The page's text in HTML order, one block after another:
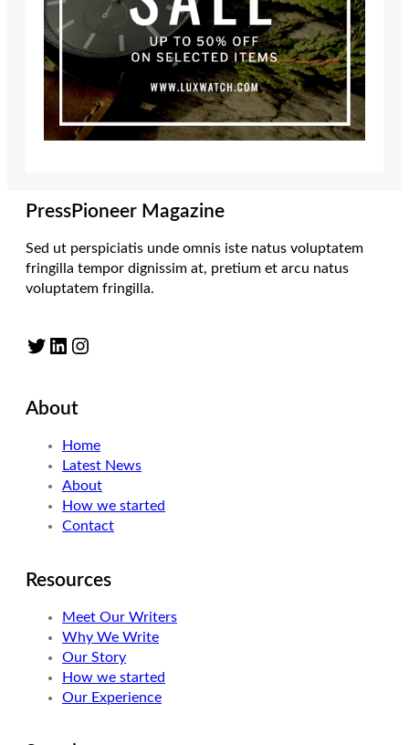
PressPioneer Magazine
Sed ut perspiciatis unde omnis iste natus voluptatem
fringilla tempor dignissim at, pretium et arcu natus
voluptatem fringilla.
Twitter LinkedIn Instagram
About
Home
Latest News
About
How we started
Contact
Resources
Meet Our Writers
Why We Write
Our Story
How we started
Our Experience